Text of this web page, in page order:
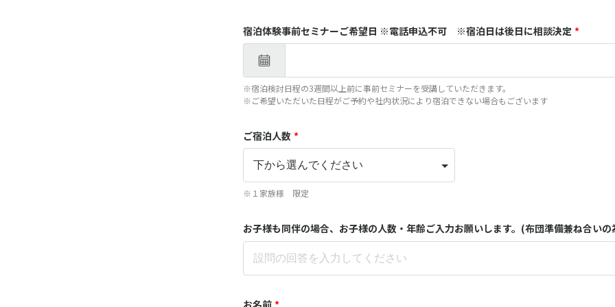
宿泊体験事前セミナーご希望日 ※電話申込不可 ※宿泊日は後日に相談決定 *
※宿泊検討日程の3週間以上前に事前セミナーを受講していただきます。
※ご希望いただいた日程がご予約や社内状況により宿泊できない場合もございます
ご宿泊人数 *
※１家族様 限定
お子様も同伴の場合、お子様の人数・年齢ご入力お願いします。(布団準備兼ね合いの
お名前 *